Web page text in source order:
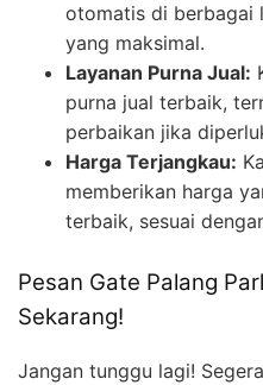
otomatis di berbagai
yang maksimal.
Layanan Purna Jual:
purna jual terbaik,
perbaikan jika
Harga Terjangkau:
memberikan harga
terbaik, sesuai
Pesan Gate Palang
Sekarang!
Jangan tunggu lagi!